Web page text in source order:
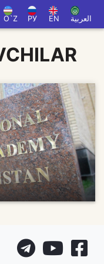
O`Z РУ EN العربية